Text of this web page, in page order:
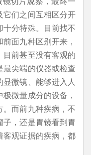
它们之间互相区分开
分特殊。目前找不
面九种区别开来，
前甚至没有客观的
尖端的仪器或检查
微镜、能够进入人
微量成分的设备，
而前九种疾病，不
，还是胃镜看到胃
客观证据的疾病，都